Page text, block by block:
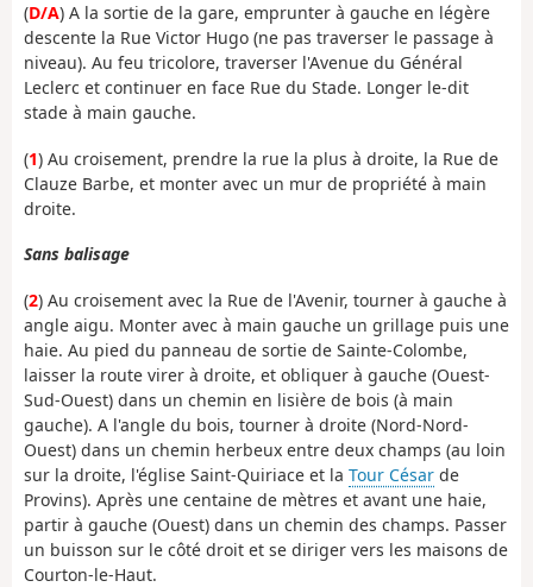
(D/A) A la sortie de la gare, emprunter à gauche en légère
descente la Rue Victor Hugo (ne pas traverser le passage à
niveau). Au feu tricolore, traverser l'Avenue du Général
Leclerc et continuer en face Rue du Stade. Longer le-dit
stade à main gauche.
(1) Au croisement, prendre la rue la plus à droite, la Rue de
Clauze Barbe, et monter avec un mur de propriété à main
droite.
Sans balisage
(2) Au croisement avec la Rue de l'Avenir, tourner à gauche à
angle aigu. Monter avec à main gauche un grillage puis une
haie. Au pied du panneau de sortie de Sainte-Colombe,
laisser la route virer à droite, et obliquer à gauche (Ouest-
Sud-Ouest) dans un chemin en lisière de bois (à main
gauche). A l'angle du bois, tourner à droite (Nord-Nord-
Ouest) dans un chemin herbeux entre deux champs (au loin
sur la droite, l'église Saint-Quiriace et la Tour César de
Provins). Après une centaine de mètres et avant une haie,
partir à gauche (Ouest) dans un chemin des champs. Passer
un buisson sur le côté droit et se diriger vers les maisons de
Courton-le-Haut.